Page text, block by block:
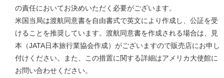
の責任においてお決めいただく必要がございます。
米国当局は渡航同意書を自由書式で英文により作成し、公証を受
けることを推奨しています。渡航同意書を作成される場合は、見
本（JATA日本旅行業協会作成）がございますので販売店にお申し
付けください。また、この措置に関する詳細はアメリカ大使館に
お問い合わせください。